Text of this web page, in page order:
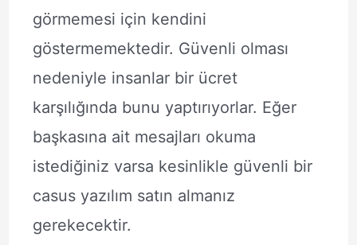
görmemesi için kendini
göstermemektedir. Güvenli olması
nedeniyle insanlar bir ücret
karşılığında bunu yaptırıyorlar. Eğer
başkasına ait mesajları okuma
istediğiniz varsa kesinlikle güvenli bir
casus yazılım satın almanız
gerekecektir.